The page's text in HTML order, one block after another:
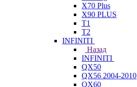
X70 Plus
X90 PLUS
T1
T2
INFINITI
Назад
INFINITI
QX50
QX56 2004-2010
QX60